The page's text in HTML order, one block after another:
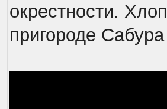
окрестности.
пригороде